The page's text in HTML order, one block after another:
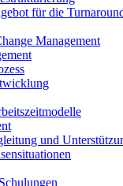
für die
Management
und